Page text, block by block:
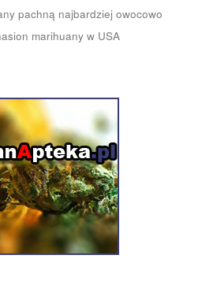
pachną najbardziej owocowo
marihuany w USA